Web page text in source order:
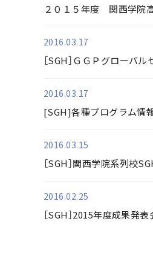
２０１５年度 関西学院
2016.03.17
［SGH］ＧＧＰグローバ
2016.03.17
[SGH]各種プログラム情
2016.03.15
［SGH］関西学院系列校
2016.02.25
［SGH］2015年度成果発